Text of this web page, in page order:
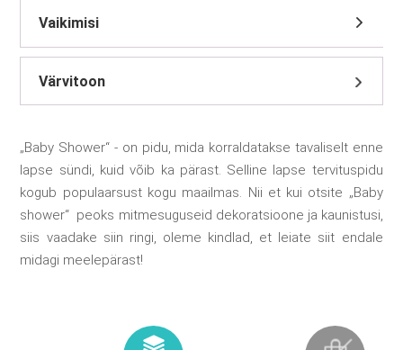
Värvitoon
„Baby Shower“ - on pidu, mida korraldatakse tavaliselt enne
lapse sündi, kuid võib ka pärast. Selline lapse tervituspidu
kogub populaarsust kogu maailmas. Nii et kui otsite „Baby
shower“ peoks mitmesuguseid dekoratsioone ja kaunistusi,
siis vaadake siin ringi, oleme kindlad, et leiate siit endale
midagi meelepärast!